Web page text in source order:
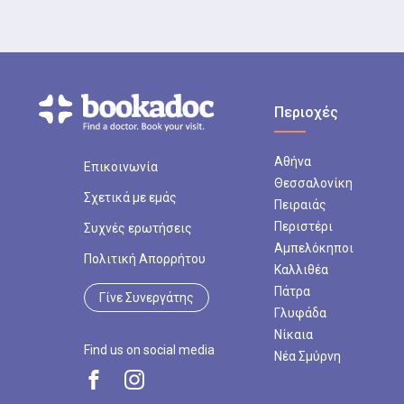
χρειάζεται κάθε
Εξαγωγή δοντιού
Εξαγωγή δοντιού
προβληματικού
Εξαγωγή
Εξαγωγή φρονιμίτη
αφαίρεση
Επικοινωνία
Σχετικά με εμάς
Συχνές ερωτήσεις
Πολιτική Απορρήτου
Γίνε Συνεργάτης
Find us on social media
Περιοχές
Αθήνα
Θεσσαλονίκη
Πειραιάς
Περιστέρι
Αμπελόκηποι
Καλλιθέα
Πάτρα
Γλυφάδα
Νίκαια
Νέα Σμύρνη